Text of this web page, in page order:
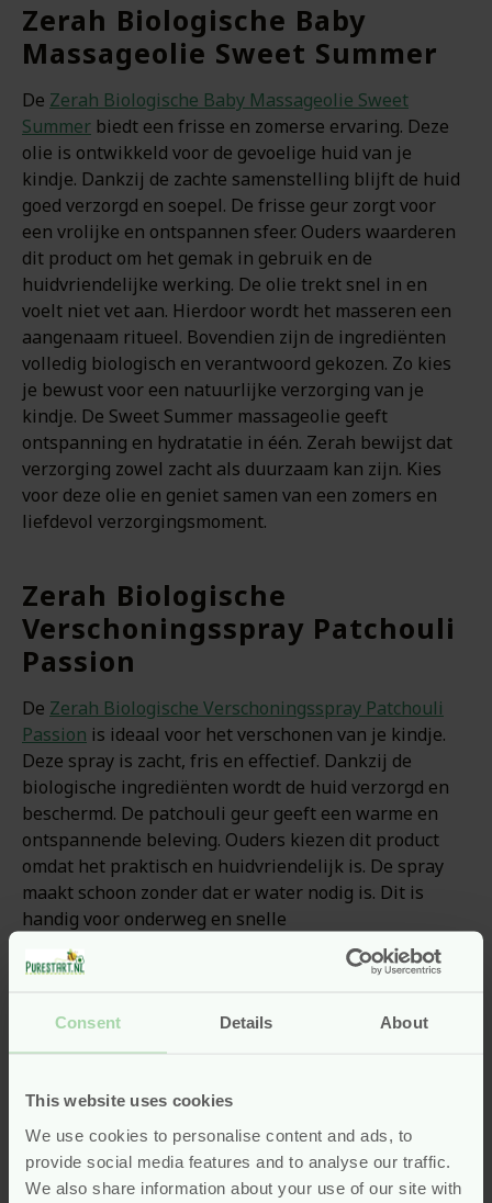
Consent Details About
This website uses cookies
We use cookies to personalise content and ads, to
provide social media features and to analyse our traffic.
We also share information about your use of our site with
Zerah Biologische Baby
Massageolie Sweet Summer
De Zerah Biologische Baby Massageolie Sweet
Summer biedt een frisse en zomerse ervaring. Deze
olie is ontwikkeld voor de gevoelige huid van je
kindje. Dankzij de zachte samenstelling blijft de huid
goed verzorgd en soepel. De frisse geur zorgt voor
een vrolijke en ontspannen sfeer. Ouders waarderen
dit product om het gemak in gebruik en de
huidvriendelijke werking. De olie trekt snel in en
voelt niet vet aan. Hierdoor wordt het masseren een
aangenaam ritueel. Bovendien zijn de ingrediënten
volledig biologisch en verantwoord gekozen. Zo kies
je bewust voor een natuurlijke verzorging van je
kindje. De Sweet Summer massageolie geeft
ontspanning en hydratatie in één. Zerah bewijst dat
verzorging zowel zacht als duurzaam kan zijn. Kies
voor deze olie en geniet samen van een zomers en
liefdevol verzorgingsmoment.
Zerah Biologische
Verschoningsspray Patchouli
Passion
De Zerah Biologische Verschoningsspray Patchouli
Passion is ideaal voor het verschonen van je kindje.
Deze spray is zacht, fris en effectief. Dankzij de
biologische ingrediënten wordt de huid verzorgd en
beschermd. De patchouli geur geeft een warme en
ontspannende beleving. Ouders kiezen dit product
omdat het praktisch en huidvriendelijk is. De spray
maakt schoon zonder dat er water nodig is. Dit is
handig voor onderweg en snelle
verschoningsmomenten. Bovendien trekt de spray
snel in en voelt de huid fris aan. Hierdoor blijft je
variant combineert verzorging met een heerlijke
geurervaring. Zerah toont hiermee aan dat
een natuurlijke oplossing bij elke luierwissel. Deze
spray maakt verschonen eenvoudig, verantwoord en
aangenaam voor zowel ouder als kind.